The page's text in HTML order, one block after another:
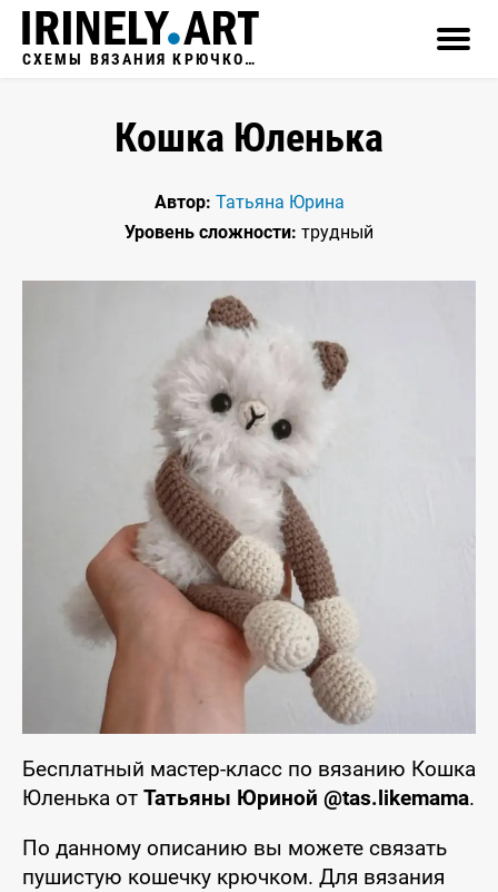
СХЕМЫ ВЯЗАНИЯ КРЮЧКОМ
Кошка Юленька
Автор: Татьяна Юрина
Уровень сложности: трудный
Бесплатный мастер-класс по вязанию Кошка
Юленька от Татьяны Юриной @tas.likemama.
По данному описанию вы можете связать
пушистую кошечку крючком. Для вязания